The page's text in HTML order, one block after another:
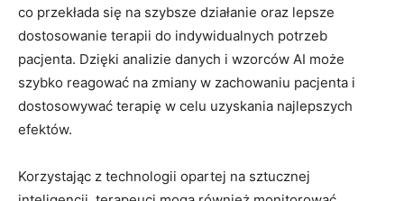
co przekłada się na szybsze działanie oraz lepsze
dostosowanie terapii do indywidualnych potrzeb
pacjenta. Dzięki analizie danych i wzorców AI może
szybko reagować na zmiany w zachowaniu pacjenta i
dostosowywać terapię w celu uzyskania najlepszych
efektów.
Korzystając z technologii opartej na sztucznej